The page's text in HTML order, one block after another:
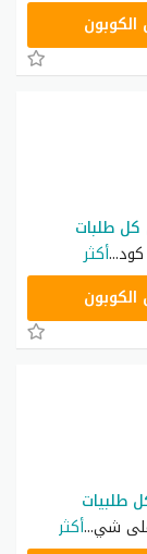
...أكثر
...أكثر